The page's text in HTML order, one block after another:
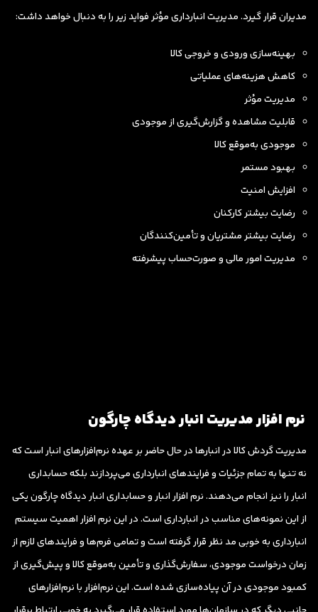
مدیران قرار گیرد. مدیریت انبارداری مؤثر فواید زیر را به دنبال خواهد داشت:
بهینه‌سازی ورودی و خروجی کالا
کاهش هزینه‌های عملیاتی
مدیریت مؤثر
قابلیت مشاهده و گزارش‌گیری از موجودی
موجودی به‌موقع کالا
بهبود مستمر
افزایش امنیت
رضایت بیشتر کارکنان
رضایت بیشتر مشتریان و تأمین‌کنندگان
مدیریت امور مالی و صورت‌حساب پیشرفته
نرم افزار مدیریت انبار دیدگاه چارگون
مدیریت گردش کالا در انبارها در حال حاضر بر عهده نرم‌افزارهای انبار است که
نه تنها به تمام جزئیات و فرایندهای انبارداری می‌پردازند بلکه حسابداری
انبار را نیز انجام می‌دهند. نرم افزار انبار و حسابداری انبار دیدگاه چارگون یکی
از این نمونه‌های مناسب در انبارداری است. در این نرم افزار اهمیت سیستم
انبارداری به خوبی مد نظر قرار گرفته است و تمامی فرم‌ها و فرایندهای لازم از
زمان درخواست موجودی، سفارش‌گذاری و تأمین به‌موقع کالا و پیش‌گیری از
کمبود موجودی در آن پیاده‌سازی شده است. این نرم‌افزار با نرم‌افزارهای